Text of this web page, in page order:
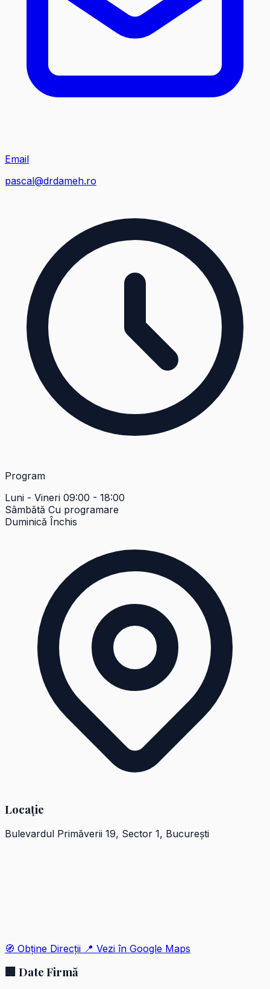
Email
pascal@drdameh.ro
Program
Luni - Vineri 09:00 - 18:00
Sâmbătă Cu programare
Duminică Închis
Locație
Bulevardul Primăverii 19, Sector 1, București
🧭 Obține Direcții 📍 Vezi în Google Maps
🏢 Date Firmă